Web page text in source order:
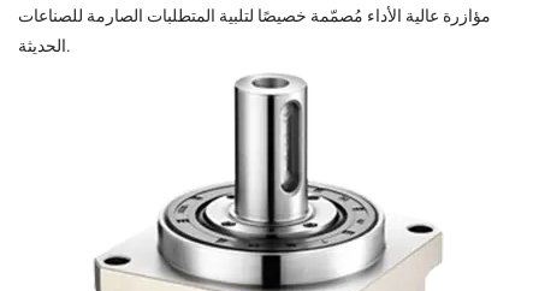
مؤازرة عالية الأداء مُصمّمة خصيصًا لتلبية المتطلبات الصارمة للصناعات
الحديثة.